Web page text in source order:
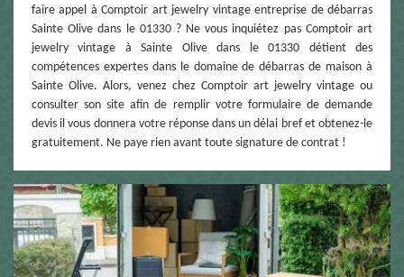
faire appel à Comptoir art jewelry vintage entreprise de débarras
Sainte Olive dans le 01330 ? Ne vous inquiétez pas Comptoir art
jewelry vintage à Sainte Olive dans le 01330 détient des
compétences expertes dans le domaine de débarras de maison à
Sainte Olive. Alors, venez chez Comptoir art jewelry vintage ou
consulter son site afin de remplir votre formulaire de demande
devis il vous donnera votre réponse dans un délai bref et obtenez-le
gratuitement. Ne paye rien avant toute signature de contrat !